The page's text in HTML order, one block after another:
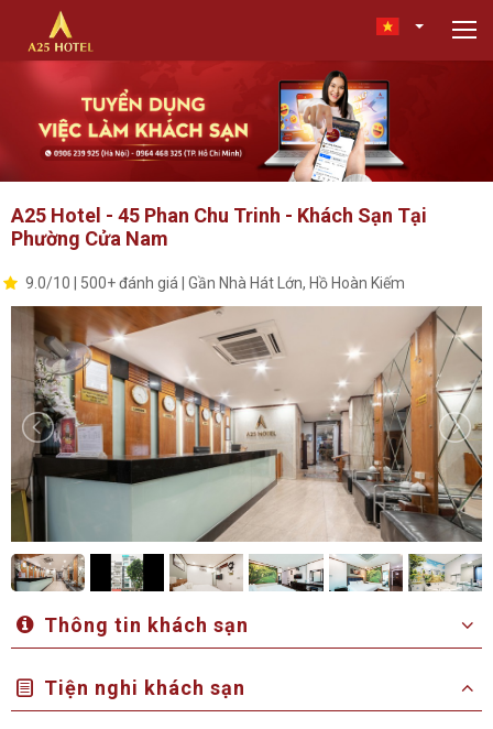
A25 Hotel - 45 Phan Chu Trinh - Khách Sạn Tại
Phường Cửa Nam
9.0/10 | 500+ đánh giá | Gần Nhà Hát Lớn, Hồ Hoàn Kiếm
Thông tin khách sạn
Tiện nghi khách sạn